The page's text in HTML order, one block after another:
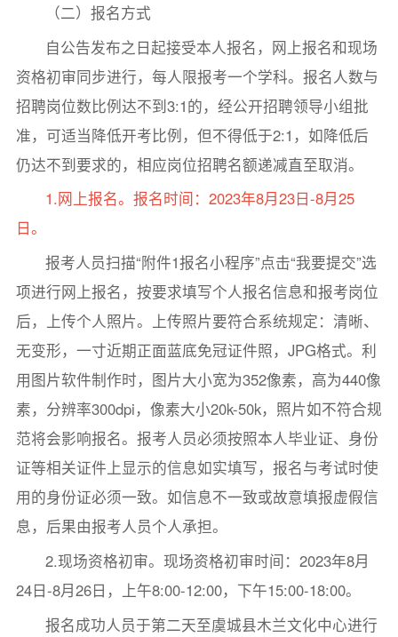
（二）报名方式
自公告发布之日起接受本人报名，网上报名和现场
资格初审同步进行，每人限报考一个学科。报名人数与
招聘岗位数比例达不到3:1的，经公开招聘领导小组批
准，可适当降低开考比例，但不得低于2:1，如降低后
仍达不到要求的，相应岗位招聘名额递减直至取消。
1.网上报名。报名时间：2023年8月23日-8月25
日。
报考人员扫描“附件1报名小程序”点击“我要提交”选
项进行网上报名，按要求填写个人报名信息和报考岗位
后，上传个人照片。上传照片要符合系统规定：清晰、
无变形，一寸近期正面蓝底免冠证件照，JPG格式。利
用图片软件制作时，图片大小宽为352像素，高为440像
素，分辨率300dpi，像素大小20k-50k，照片如不符合规
范将会影响报名。报考人员必须按照本人毕业证、身份
证等相关证件上显示的信息如实填写，报名与考试时使
用的身份证必须一致。如信息不一致或故意填报虚假信
息，后果由报考人员个人承担。
2.现场资格初审。现场资格初审时间：2023年8月
24日-8月26日，上午8:00-12:00，下午15:00-18:00。
报名成功人员于第二天至虞城县木兰文化中心进行